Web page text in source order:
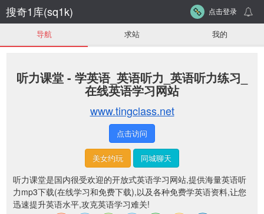
搜奇1库(sq1k) 点击登录
导航 求站 我的
听力课堂 - 学英语_英语听力_英语听力练习_
在线英语学习网站
www.tingclass.net
点击访问
美女约玩 同城聊天
听力课堂是国内很受欢迎的开放式英语学习网站,提供海量英语听
力mp3下载(在线学习和免费下载),以及各种免费学英语资料,让您
迅速提升英语水平,攻克英语学习难关!